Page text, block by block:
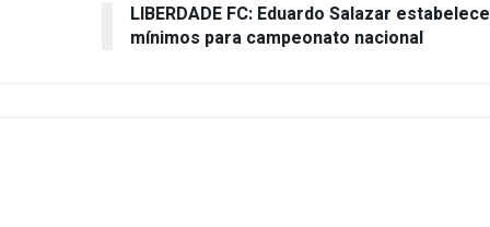
LIBERDADE FC: Eduardo Salazar estabelece
mínimos para campeonato nacional